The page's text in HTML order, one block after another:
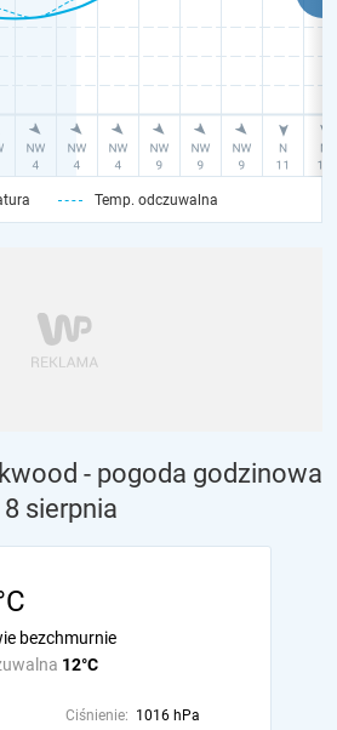
Temp. odczuwalna
- pogoda godzinowa
sierpnia
12°C
bezchmurnie
Ciśnienie: 1016 hPa